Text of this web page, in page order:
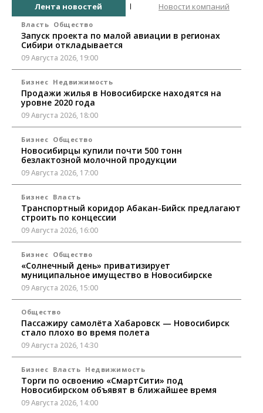
Лента новостей Новости компаний
Власть Общество
Запуск проекта по малой авиации в регионах
Сибири откладывается
09 Августа 2026, 19:00
Бизнес Недвижимость
Продажи жилья в Новосибирске находятся на
уровне 2020 года
09 Августа 2026, 18:00
Бизнес Общество
Новосибирцы купили почти 500 тонн
безлактозной молочной продукции
09 Августа 2026, 17:00
Бизнес Власть
Транспортный коридор Абакан-Бийск предлагают
строить по концессии
09 Августа 2026, 16:00
Бизнес Общество
«Солнечный день» приватизирует
муниципальное имущество в Новосибирске
09 Августа 2026, 15:00
Общество
Пассажиру самолёта Хабаровск — Новосибирск
стало плохо во время полета
09 Августа 2026, 14:30
Бизнес Власть Недвижимость
Торги по освоению «СмартСити» под
Новосибирском объявят в ближайшее время
09 Августа 2026, 14:00